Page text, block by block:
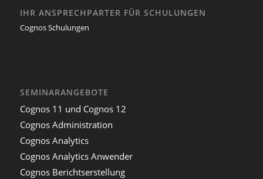
IHR ANSPRECHPARTER FÜR SCHULUNGEN
Cognos Schulungen
SEMINARANGEBOTE
Cognos 11 und Cognos 12
Cognos Administration
Cognos Analytics
Cognos Analytics Anwender
Cognos Berichtserstellung